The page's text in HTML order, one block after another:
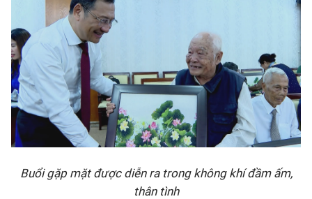
Buổi gặp mặt được diễn ra trong không khí đầm ấm,
thân tình